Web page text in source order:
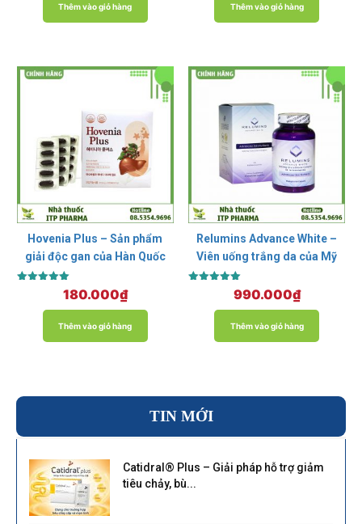
Thêm vào giỏ hàng Thêm vào giỏ hàng
Hovenia Plus – Sản phẩm
giải độc gan của Hàn Quốc
Được xếp
5.00
180.000₫
Thêm vào giỏ hàng
Relumins Advance White –
Viên uống trắng da của Mỹ
Được xếp
5.00
990.000₫
Thêm vào giỏ hàng
TIN MỚI
Catidral® Plus – Giải pháp hỗ trợ giảm
tiêu chảy, bù...